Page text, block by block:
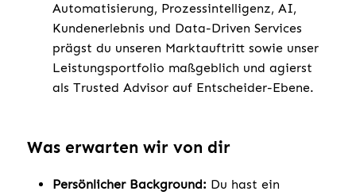
Automatisierung, Prozessintelligenz, AI,
Kundenerlebnis und Data-Driven Services
prägst du unseren Marktauftritt sowie unser
Leistungsportfolio maßgeblich und agierst
als Trusted Advisor auf Entscheider-Ebene.
Was erwarten wir von dir
Persönlicher Background: Du hast ein